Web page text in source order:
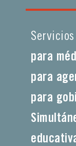
para
para
para